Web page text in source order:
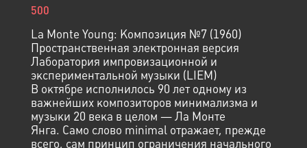
500
La Monte Young: Композиция №7 (1960)
Пространственная электронная версия
Лаборатория импровизационной и
экспериментальной музыки (LIEM)
В октябре исполнилось 90 лет одному из
важнейших композиторов минимализма и
музыки 20 века в целом — Ла Монте
Янга. Само слово minimal отражает, прежде
всего, сам принцип ограничения начального